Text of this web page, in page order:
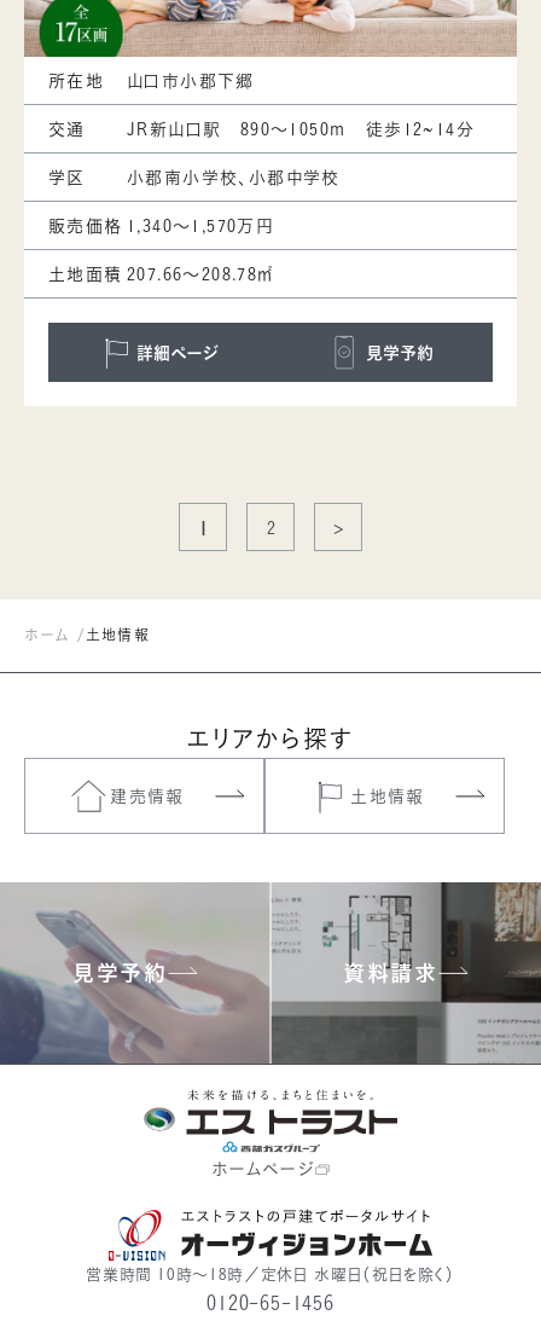
所在地 山口市小郡下郷
交通 JR新山口駅 890～1050ｍ 徒歩12~14分
学区 小郡南小学校、小郡中学校
販売価格 1,340～1,570万円
土地面積 207.66～208.78㎡
詳細ページ 見学予約
1 2 >
ホーム 土地情報
エリアから探す
建売情報 土地情報
見学予約 資料請求
ホームページ
営業時間 10時〜18時／定休日 水曜日（祝日を除く）
0120-65-1456